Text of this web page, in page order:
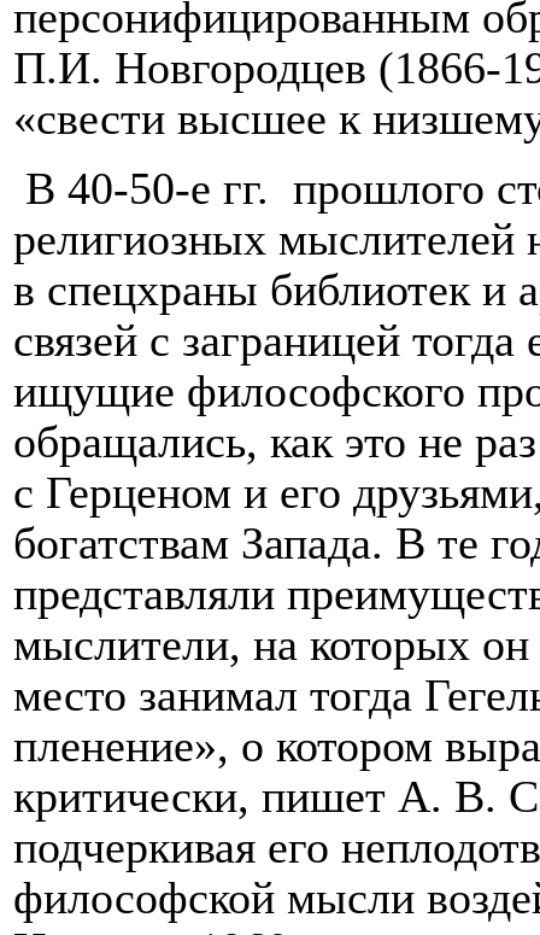
персонифицированным
П.И. Новгородцев (1866-
«свести высшее к
В 40-50-е гг. прошлого
религиозных мыслителей
в спецхраны библиотек и
связей с заграницей
ищущие философского
обращались, как это не
с Герценом и его
богатствам Запада. В те
представляли
мыслители, на которых
место занимал тогда
пленение», о котором
критически, пишет А. В.
подчеркивая его
философской мысли